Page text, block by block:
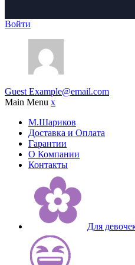
Войти
Guest Example@email.com
Main Menu x
М.Шариков
Доставка и Оплата
Гарантии
О Компании
Контакты
Для